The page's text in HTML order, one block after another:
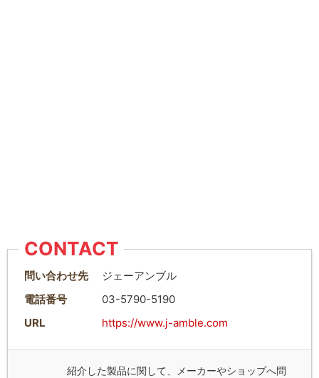
CONTACT
問い合わせ先
ジェーアンブル
電話番号
03-5790-5190
URL
https://www.j-amble.com
紹介した製品に関して、メーカーやショップへ問